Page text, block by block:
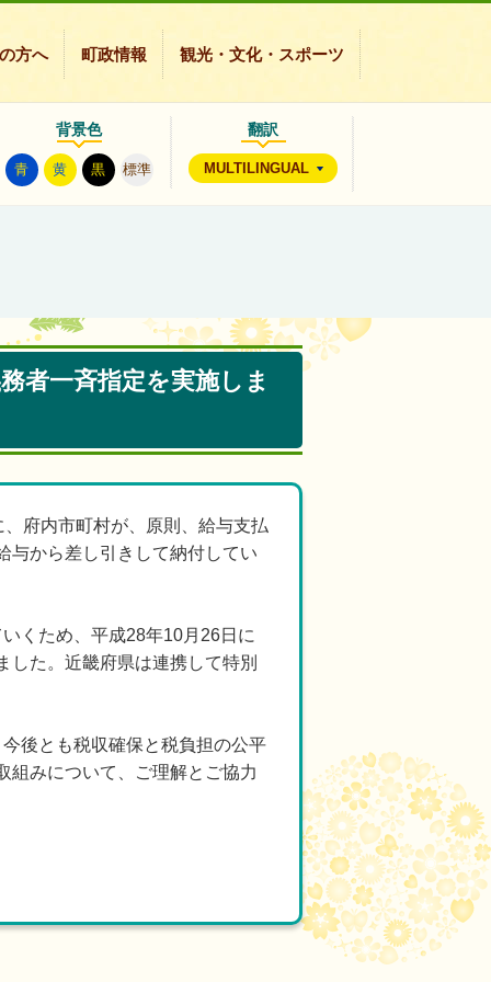
方へ 町政情報 観光・文化・スポーツ
背景色
青 黄 黒 標準
翻訳
MULTILINGUAL
者一斉指定を実施しま
府内市町村が、原則、給与支払
与から差し引きして納付してい
くため、平成28年10月26日に
た。近畿府県は連携して特別
後とも税収確保と税負担の公平
組みについて、ご理解とご協力